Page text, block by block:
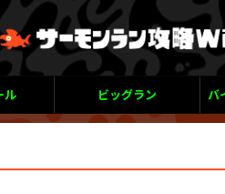
ル ビッグラン バ